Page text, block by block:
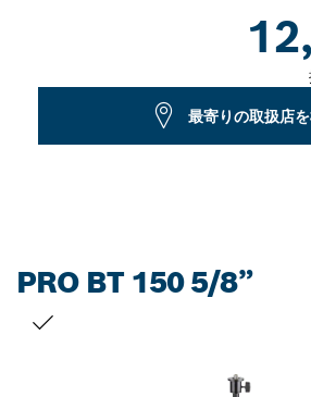
最寄りの取扱店
PRO BT 150 5/8”